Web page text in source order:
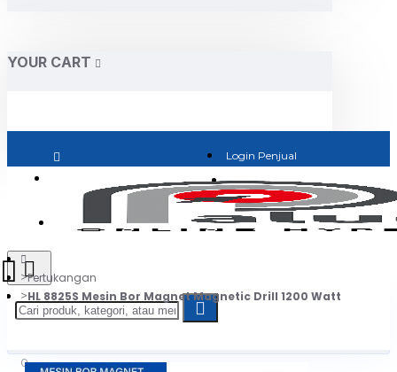
YOUR CART
Login Penjual
Jadi Penjual
0
Pertukangan
HL 8825S Mesin Bor Magnet Magnetic Drill 1200 Watt